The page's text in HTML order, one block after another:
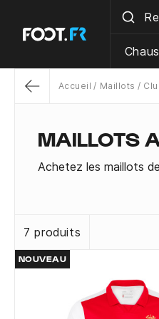
Accueil Maillots
MAILLOTS
Achetez les maillots
7 produits
NOUVEAU